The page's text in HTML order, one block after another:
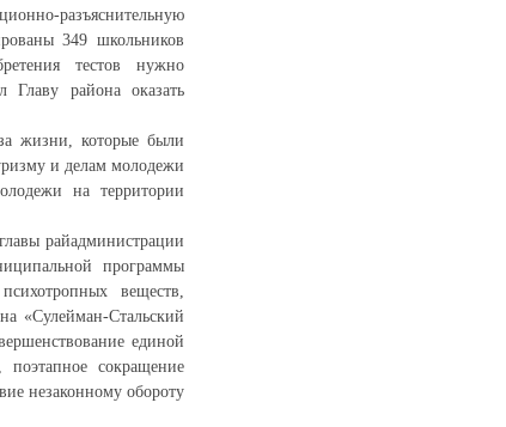
разъяснительную
349 школьников
тестов нужно
Главу района оказать
жизни, которые были
и делам молодежи
на территории
райадминистрации
программы
веществ,
«Сулейман-Стальский
единой
поэтапное сокращение
незаконному обороту